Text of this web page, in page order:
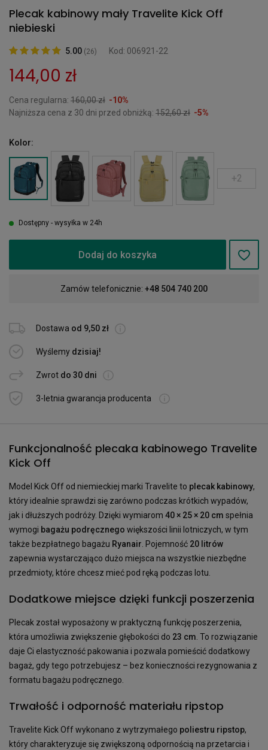
Plecak kabinowy mały Travelite Kick Off
niebieski
5.00 (26) Kod: 006921-22
144,00 zł
Cena regularna: 160,00 zł -10%
Najniższa cena z 30 dni przed obniżką: 152,60 zł -5%
Kolor:
+2
Dostępny - wysyłka w 24h
Dodaj do koszyka
Zamów telefonicznie: +48 504 740 200
Dostawa od 9,50 zł
Wyślemy dzisiaj!
Zwrot do 30 dni
3-letnia gwarancja producenta
Funkcjonalność plecaka kabinowego Travelite
Kick Off
Model Kick Off od niemieckiej marki Travelite to plecak kabinowy,
który idealnie sprawdzi się zarówno podczas krótkich wypadów,
jak i dłuższych podróży. Dzięki wymiarom 40 × 25 × 20 cm spełnia
wymogi bagażu podręcznego większości linii lotniczych, w tym
także bezpłatnego bagażu Ryanair . Pojemność 20 litrów
zapewnia wystarczająco dużo miejsca na wszystkie niezbędne
przedmioty, które chcesz mieć pod ręką podczas lotu.
Dodatkowe miejsce dzięki funkcji poszerzenia
Plecak został wyposażony w praktyczną funkcję poszerzenia,
która umożliwia zwiększenie głębokości do 23 cm . To rozwiązanie
daje Ci elastyczność pakowania i pozwala pomieścić dodatkowy
bagaż, gdy tego potrzebujesz – bez konieczności rezygnowania z
formatu bagażu podręcznego.
Trwałość i odporność materiału ripstop
Travelite Kick Off wykonano z wytrzymałego poliestru ripstop,
który charakteryzuje się zwiększoną odpornością na przetarcia i